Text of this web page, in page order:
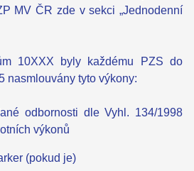
MV ČR zde v sekci „Jednodenní
10XXX byly každému PZS do
nasmlouvány tyto výkony:
odbornosti dle Vyhl. 134/1998
výkonů
(pokud je)